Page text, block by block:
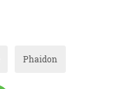
Phaidon